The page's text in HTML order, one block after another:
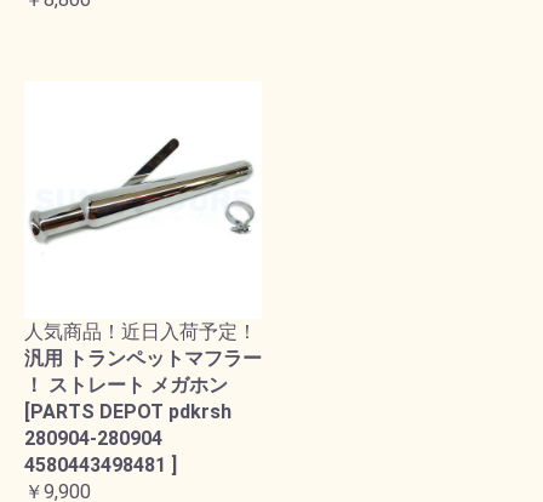
人気商品！近日入荷予定！
汎用 トランペットマフラー
！ ストレート メガホン
[PARTS DEPOT pdkrsh
280904-280904
4580443498481 ]
￥9,900